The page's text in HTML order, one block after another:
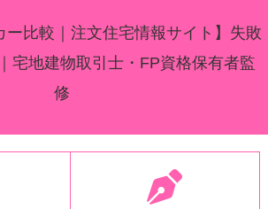
ー比較｜注文住宅情報サイト】失敗
宅地建物取引士・FP資格保有者監
修